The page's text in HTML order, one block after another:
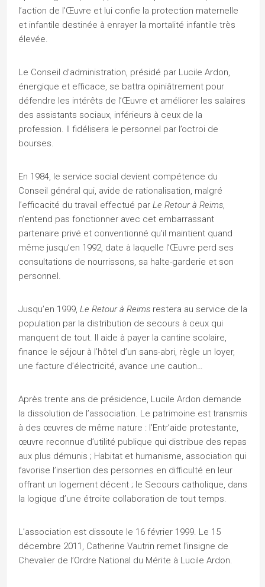
l’action de l’Œuvre et lui confie la protection maternelle
et infantile destinée à enrayer la mortalité infantile très
élevée.
Le Conseil d’administration, présidé par Lucile Ardon,
énergique et efficace, se battra opiniâtrement pour
défendre les intérêts de l’Œuvre et améliorer les salaires
des assistants sociaux, inférieurs à ceux de la
profession. Il fidélisera le personnel par l’octroi de
bourses.
En 1984, le service social devient compétence du
Conseil général qui, avide de rationalisation, malgré
l’efficacité du travail effectué par Le Retour à Reims
n’entend pas fonctionner avec cet embarrassant
partenaire privé et conventionné qu’il maintient quand
même jusqu’en 1992, date à laquelle l’Œuvre perd ses
consultations de nourrissons, sa halte-garderie et son
personnel.
Jusqu’en 1999, Le Retour à Reims restera au service de la
population par la distribution de secours à ceux qui
manquent de tout. Il aide à payer la cantine scolaire,
finance le séjour à l’hôtel d’un sans-abri, règle un loyer,
une facture d’électricité, avance une caution…
Après trente ans de présidence, Lucile Ardon demande
la dissolution de l’association. Le patrimoine est transmis
à des œuvres de même nature : l’Entr’aide protestante,
œuvre reconnue d’utilité publique qui distribue des repas
aux plus démunis ; Habitat et humanisme, association qui
favorise l’insertion des personnes en difficulté en leur
offrant un logement décent ; le Secours catholique, dans
la logique d’une étroite collaboration de tout temps.
L’association est dissoute le 16 février 1999. Le 15
décembre 2011, Catherine Vautrin remet l’insigne de
Chevalier de l’Ordre National du Mérite à Lucile Ardon.